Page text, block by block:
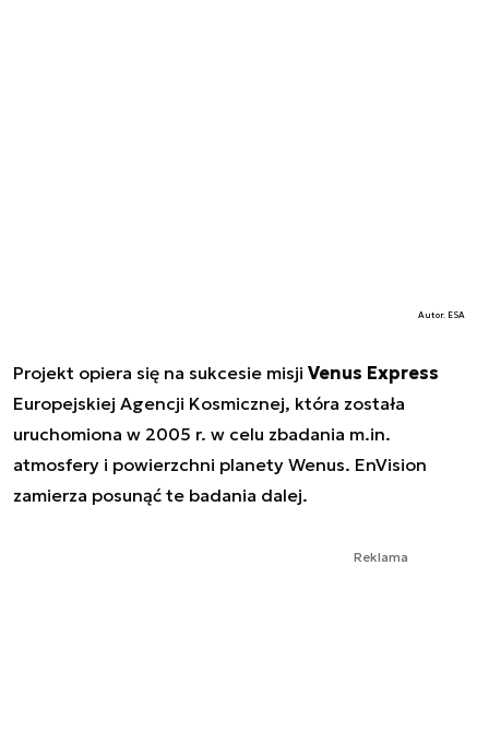
Autor. ESA
Projekt opiera się na sukcesie misji Venus Express
Europejskiej Agencji Kosmicznej, która została
uruchomiona w 2005 r. w celu zbadania m.in.
atmosfery i powierzchni planety Wenus. EnVision
zamierza posunąć te badania dalej.
Reklama